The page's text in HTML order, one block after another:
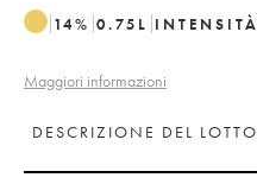
14% 0.75 L INTENSITÀ
Maggiori informazioni
DESCRIZIONE DEL LOTTO